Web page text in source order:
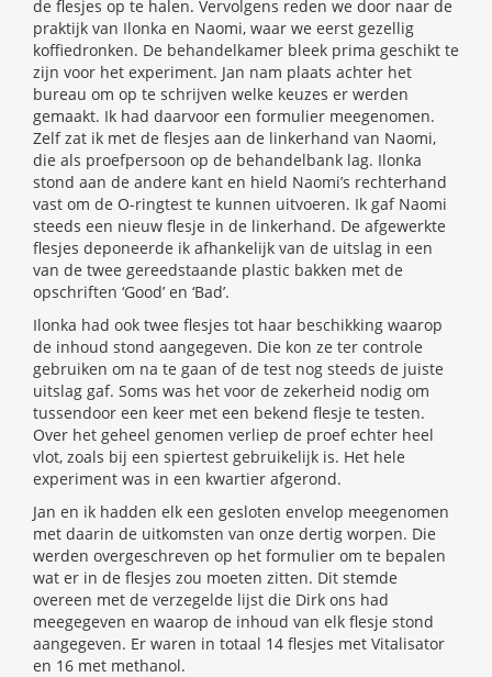
de flesjes op te halen. Vervolgens reden we door naar de
praktijk van Ilonka en Naomi, waar we eerst gezellig
koffiedronken. De behandelkamer bleek prima geschikt te
zijn voor het experiment. Jan nam plaats achter het
bureau om op te schrijven welke keuzes er werden
gemaakt. Ik had daarvoor een formulier meegenomen.
Zelf zat ik met de flesjes aan de linkerhand van Naomi,
die als proefpersoon op de behandelbank lag. Ilonka
stond aan de andere kant en hield Naomi’s rechterhand
vast om de O-ringtest te kunnen uitvoeren. Ik gaf Naomi
steeds een nieuw flesje in de linkerhand. De afgewerkte
flesjes deponeerde ik afhankelijk van de uitslag in een
van de twee gereedstaande plastic bakken met de
opschriften ‘Good’ en ‘Bad’.
Ilonka had ook twee flesjes tot haar beschikking waarop
de inhoud stond aangegeven. Die kon ze ter controle
gebruiken om na te gaan of de test nog steeds de juiste
uitslag gaf. Soms was het voor de zekerheid nodig om
tussendoor een keer met een bekend flesje te testen.
Over het geheel genomen verliep de proef echter heel
vlot, zoals bij een spiertest gebruikelijk is. Het hele
experiment was in een kwartier afgerond.
Jan en ik hadden elk een gesloten envelop meegenomen
met daarin de uitkomsten van onze dertig worpen. Die
werden overgeschreven op het formulier om te bepalen
wat er in de flesjes zou moeten zitten. Dit stemde
overeen met de verzegelde lijst die Dirk ons had
meegegeven en waarop de inhoud van elk flesje stond
aangegeven. Er waren in totaal 14 flesjes met Vitalisator
en 16 met methanol.